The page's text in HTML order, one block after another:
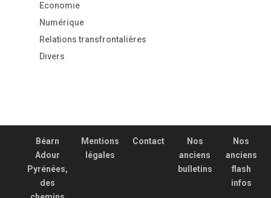
Economie
Numérique
Relations transfrontalières
Divers
Béarn
Adour
Pyrénées,
des
Mentions
légales
Contact
Nos
anciens
bulletins
Nos
anciens
flash
infos